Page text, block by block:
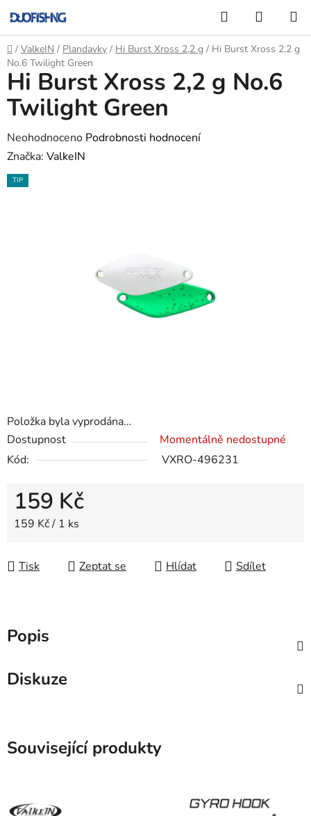
na
obsah
Hledat
KOŠÍK
Domů
/ ValkeIN / Plandavky / Hi Burst Xross 2,2 g / Hi Burst Xross 2,2 g
No.6 Twilight Green
Položka byla vyprodána…
Dostupnost
Momentálně nedostupné
Kód:
VXRO-496231
159 Kč
Měrná cena:
159 Kč / 1 ks
Tisk Zeptat se Hlídat Sdílet
Hi Burst Xross 2,2 g No.6
Twilight Green
Průměrné
hodnocení
produktu
Neohodnoceno Podrobnosti hodnocení
Značka: ValkeIN
TIP
Popis
Diskuze
Související produkty